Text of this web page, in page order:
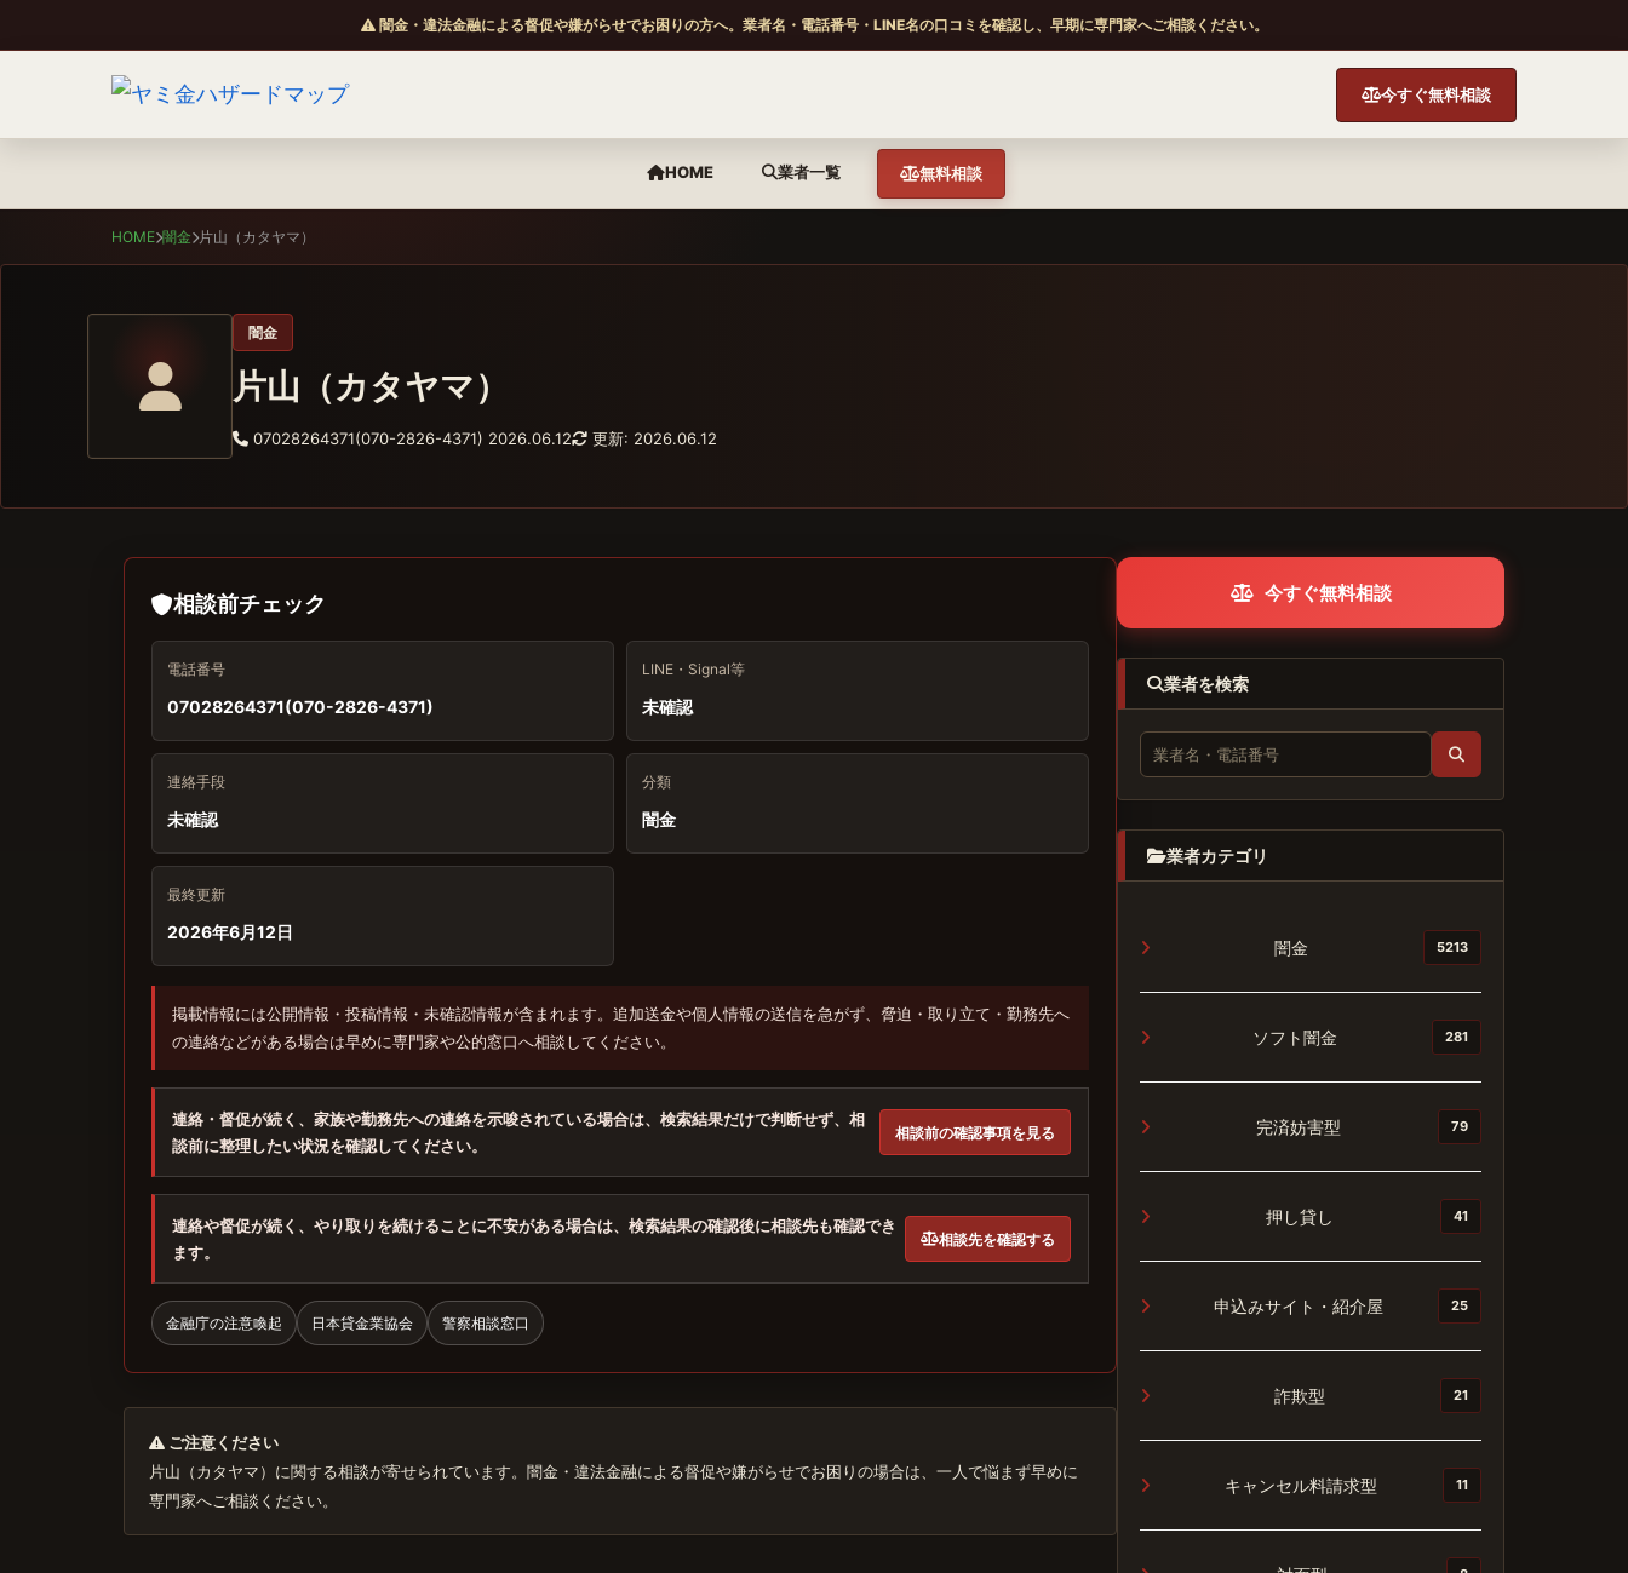
闇金・違法金融による督促や嫌がらせでお困りの方へ。業者名・電話番号・LINE名の口コミを確認し、早期に専門家へご相談ください。
今すぐ無料相談
HOME 業者一覧 無料相談
HOME 闇金 片山（カタヤマ）
闇金
片山（カタヤマ）
07028264371(070-2826-4371) 2026.06.12 更新: 2026.06.12
相談前チェック
電話番号
07028264371(070-2826-4371)
LINE・Signal等
未確認
連絡手段
未確認
分類
闇金
最終更新
2026年6月12日
掲載情報には公開情報・投稿情報・未確認情報が含まれます。追加送金や個人情報の送信を急がず、脅迫・取り立て・勤務先へ
の連絡などがある場合は早めに専門家や公的窓口へ相談してください。
連絡・督促が続く、家族や勤務先への連絡を示唆されている場合は、検索結果だけで判断せず、相
談前に整理したい状況を確認してください。
相談前の確認事項を見る
連絡や督促が続く、やり取りを続けることに不安がある場合は、検索結果の確認後に相談先も確認でき
ます。
相談先を確認する
金融庁の注意喚起 日本貸金業協会 警察相談窓口
ご注意ください
片山（カタヤマ）に関する相談が寄せられています。闇金・違法金融による督促や嫌がらせでお困りの場合は、一人で悩まず早めに
専門家へご相談ください。
今すぐ無料相談
業者を検索
業者カテゴリ
闇金 5213
ソフト闇金 281
完済妨害型 79
押し貸し 41
申込みサイト・紹介屋 25
詐欺型 21
キャンセル料請求型 11